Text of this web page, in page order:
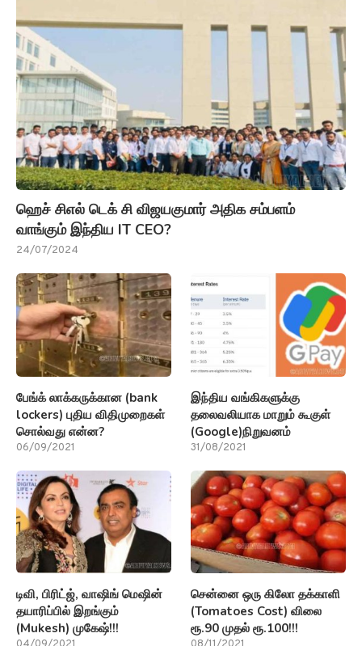
ஹெச் சிஎல் டெக் சி விஜயகுமார் அதிக சம்பளம்
வாங்கும் இந்திய IT CEO?
24/07/2024
பேங்க் லாக்கருக்கான (bank
lockers) புதிய விதிமுறைகள்
சொல்வது என்ன?
06/09/2021
இந்திய வங்கிகளுக்கு
தலைவலியாக மாறும் கூகுள்
(Google)நிறுவனம்
31/08/2021
டிவி, பிரிட்ஜ், வாஷிங் மெஷின்
தயாரிப்பில் இறங்கும்
(Mukesh) முகேஷ்!!!
சென்னை ஒரு கிலோ தக்காளி
(Tomatoes Cost) விலை
ரூ.90 முதல் ரூ.100!!!